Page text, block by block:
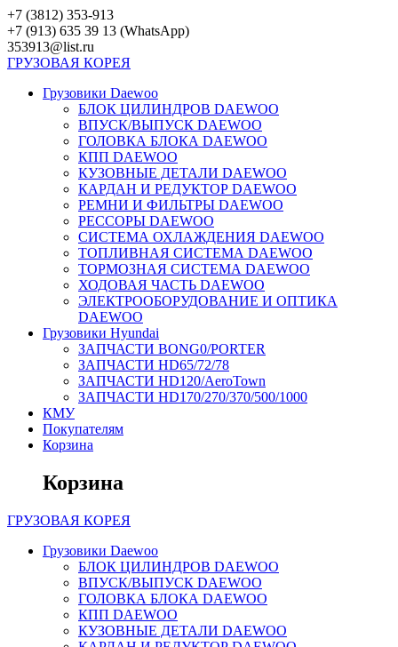
Перейти
к
контенту
+7 (3812) 353-913
+7 (913) 635 39 13 (WhatsApp)
353913@list.ru
ГРУЗОВАЯ КОРЕЯ
Грузовики Daewoo
БЛОК ЦИЛИНДРОВ DAEWOO
ВПУСК/ВЫПУСК DAEWOO
ГОЛОВКА БЛОКА DAEWOO
КПП DAEWOO
КУЗОВНЫЕ ДЕТАЛИ DAEWOO
КАРДАН И РЕДУКТОР DAEWOO
РЕМНИ И ФИЛЬТРЫ DAEWOO
РЕССОРЫ DAEWOO
СИСТЕМА ОХЛАЖДЕНИЯ DAEWOO
ТОПЛИВНАЯ СИСТЕМА DAEWOO
ТОРМОЗНАЯ СИСТЕМА DAEWOO
ХОДОВАЯ ЧАСТЬ DAEWOO
ЭЛЕКТРООБОРУДОВАНИЕ И ОПТИКА
DAEWOO
Грузовики Hyundai
ЗАПЧАСТИ BONG0/PORTER
ЗАПЧАСТИ HD65/72/78
ЗАПЧАСТИ HD120/AeroTown
ЗАПЧАСТИ HD170/270/370/500/1000
КМУ
Покупателям
Корзина
Корзина
ГРУЗОВАЯ КОРЕЯ
Грузовики Daewoo
БЛОК ЦИЛИНДРОВ DAEWOO
ВПУСК/ВЫПУСК DAEWOO
ГОЛОВКА БЛОКА DAEWOO
КПП DAEWOO
КУЗОВНЫЕ ДЕТАЛИ DAEWOO